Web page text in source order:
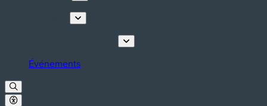
Événements